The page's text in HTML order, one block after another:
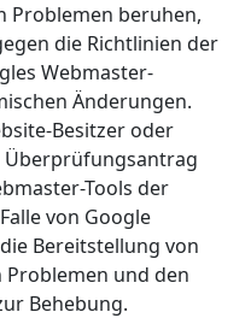
Problemen beruhen,
die Richtlinien der
Webmaster-
Änderungen.
Besitzer oder
Überprüfungsantrag
Tools der
von Google
Bereitstellung von
Problemen und den
Behebung.